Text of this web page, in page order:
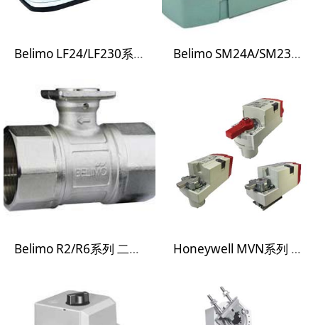
Belimo LF24/LF230系列 机械式弹簧复位风门执行器 Belimo SM24A/SM230A系列 通用风门执行器
Belimo R2/R6系列 二通控制球阀 Honeywell MVN系列 球阀执行器